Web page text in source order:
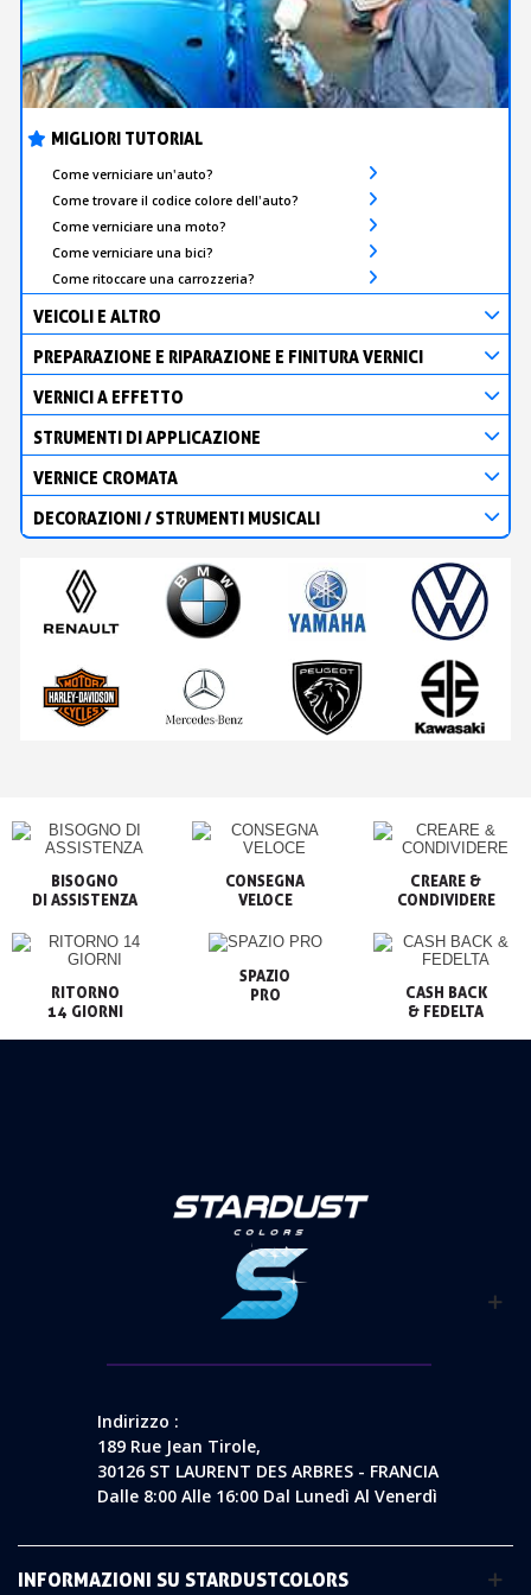
MIGLIORI TUTORIAL
Come verniciare un'auto?
Come trovare il codice colore dell'auto?
Come verniciare una moto?
Come verniciare una bici?
Come ritoccare una carrozzeria?
VEICOLI E ALTRO
PREPARAZIONE E RIPARAZIONE E FINITURA VERNICI
VERNICI A EFFETTO
STRUMENTI DI APPLICAZIONE
VERNICE CROMATA
DECORAZIONI / STRUMENTI MUSICALI
BISOGNO
CONSEGNA
VELOCE
CREARE &
CONDIVIDERE
RITORNO
14 GIORNI
SPAZIO
PRO
CASH BACK
& FEDELTA
Indirizzo :
189 Rue Jean Tirole,
30126 ST LAURENT DES ARBRES - FRANCIA
Dalle 8:00 Alle 16:00 Dal Lunedì Al Venerdì
INFORMAZIONI SU STARDUSTCOLORS